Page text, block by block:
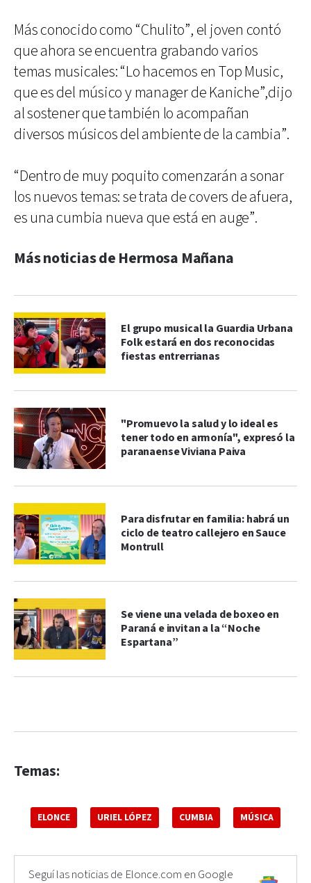
Más conocido como “Chulito”, el joven contó
que ahora se encuentra grabando varios
temas musicales: “Lo hacemos en Top Music,
que es del músico y manager de Kaniche”,dijo
al sostener que también lo acompañan
diversos músicos del ambiente de la cambia”.
“Dentro de muy poquito comenzarán a sonar
los nuevos temas: se trata de covers de afuera,
es una cumbia nueva que está en auge”.
Más noticias de Hermosa Mañana
El grupo musical la Guardia Urbana
Folk estará en dos reconocidas
fiestas entrerrianas
"Promuevo la salud y lo ideal es
tener todo en armonía", expresó la
paranaense Viviana Paiva
Para disfrutar en familia: habrá un
ciclo de teatro callejero en Sauce
Montrull
Se viene una velada de boxeo en
Paraná e invitan a la “Noche
Espartana”
Temas:
ELONCE URIEL LÓPEZ CUMBIA MÚSICA
Seguí las noticias de Elonce.com en Google